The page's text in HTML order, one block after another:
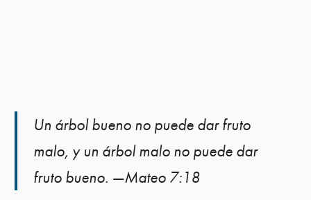
Un árbol bueno no puede dar fruto
malo, y un árbol malo no puede dar
fruto bueno. —Mateo 7:18